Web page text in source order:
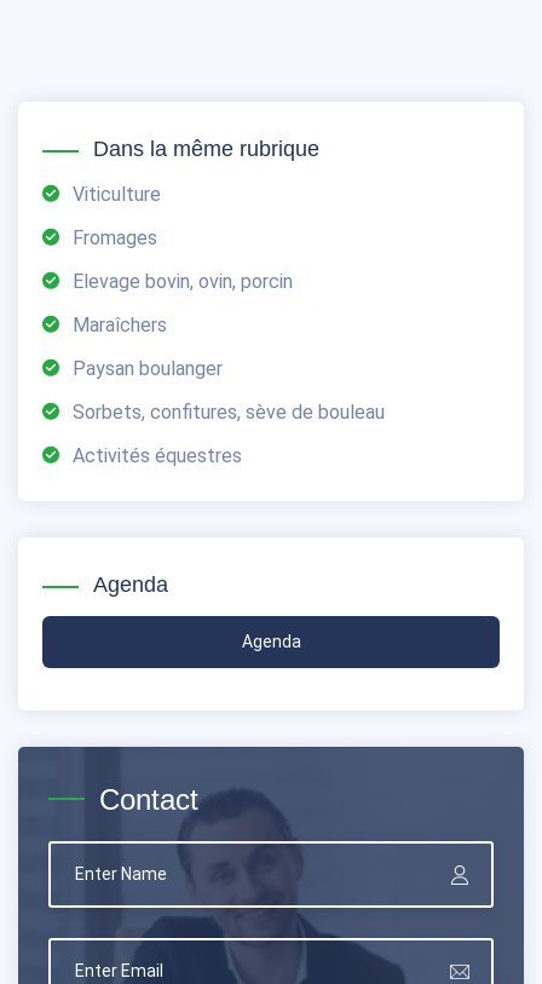
Dans la même rubrique
Viticulture
Fromages
Elevage bovin, ovin, porcin
Maraîchers
Paysan boulanger
Sorbets, confitures, sève de bouleau
Activités équestres
Agenda
Agenda
Contact